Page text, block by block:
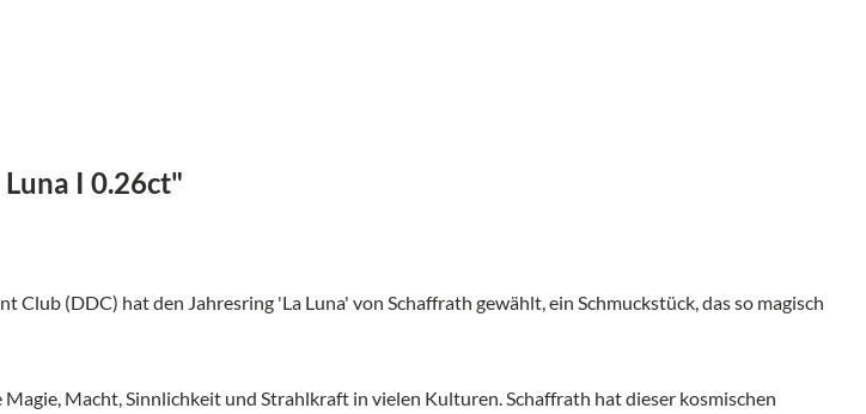
I 0.26ct"
Club (DDC) hat den Jahresring 'La Luna' von Schaffrath gewählt, ein Schmuckstück, das so magisch
Macht, Sinnlichkeit und Strahlkraft in vielen Kulturen. Schaffrath hat dieser kosmischen